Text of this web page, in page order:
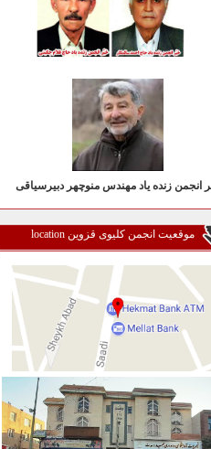
انجمن زنده یاد مهندس منوچهر دبیرسیاقی
موقعیت انجمن کلیوی قزوین location